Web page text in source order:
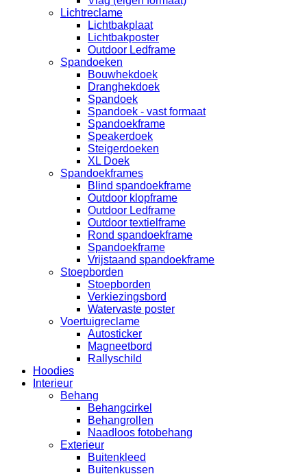
Lichtreclame
Lichtbakplaat
Lichtbakposter
Outdoor Ledframe
Spandoeken
Bouwhekdoek
Dranghekdoek
Spandoek
Spandoek - vast formaat
Spandoekframe
Speakerdoek
Steigerdoeken
XL Doek
Spandoekframes
Blind spandoekframe
Outdoor klopframe
Outdoor Ledframe
Outdoor textielframe
Rond spandoekframe
Spandoekframe
Vrijstaand spandoekframe
Stoepborden
Stoepborden
Verkiezingsbord
Watervaste poster
Voertuigreclame
Autosticker
Magneetbord
Rallyschild
Hoodies
Interieur
Behang
Behangcirkel
Behangrollen
Naadloos fotobehang
Exterieur
Buitenkleed
Buitenkussen